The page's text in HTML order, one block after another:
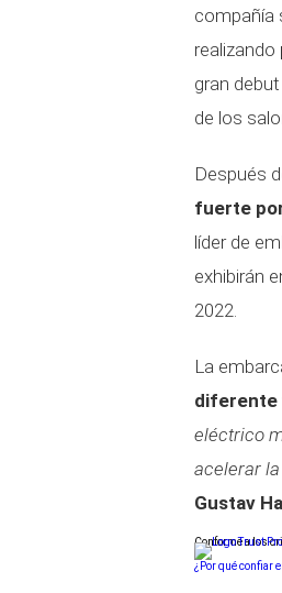
compañía
realizando
gran
de los
Después
fuerte
líder de
exhibirán
2022.
La
diferente
eléctrico
acelerar
Gustav
Conforme a los
¿Por qué confiar